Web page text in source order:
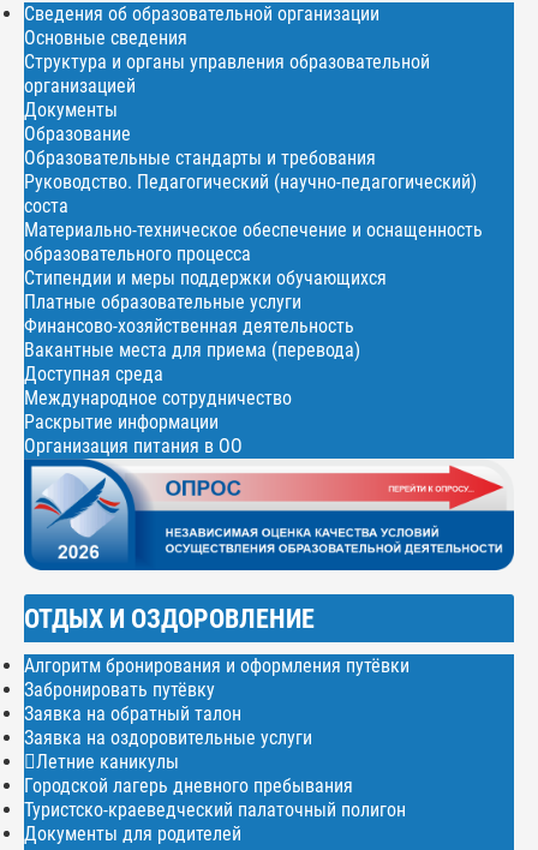
Сведения об образовательной организации
Основные сведения
Структура и органы управления образовательной
организацией
Документы
Образование
Образовательные стандарты и требования
Руководство. Педагогический (научно-педагогический)
соста
Материально-техническое обеспечение и оснащенность
образовательного процесса
Стипендии и меры поддержки обучающихся
Платные образовательные услуги
Финансово-хозяйственная деятельность
Вакантные места для приема (перевода)
Доступная среда
Международное сотрудничество
Раскрытие информации
Организация питания в ОО
ОТДЫХ И ОЗДОРОВЛЕНИЕ
Алгоритм бронирования и оформления путёвки
Забронировать путёвку
Заявка на обратный талон
Заявка на оздоровительные услуги
Летние каникулы
Городской лагерь дневного пребывания
Туристско-краеведческий палаточный полигон
Документы для родителей